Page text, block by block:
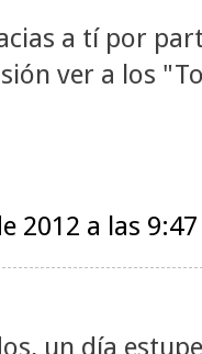
a tí por
ver a los
2012 a las 9:47
un día